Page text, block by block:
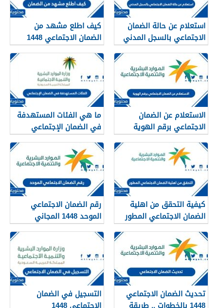
استعلام عن حالة الضمان
الاجتماعي بالسجل المدني
1448
كيف اطلع مشهد من
الضمان الاجتماعي 1448
الاستعلام عن الضمان
الاجتماعي برقم الهوية
1448
ما هي الفئات المستهدفة
في الضمان الإجتماعي
الجديد 1448
كيفية التحقق من اهلية
الضمان الاجتماعي المطور
1448
رقم الضمان الاجتماعي
الموحد 1448 المجاني
للتواصل مع وزارة العمل
تحديث الضمان الاجتماعي
التسجيل في الضمان